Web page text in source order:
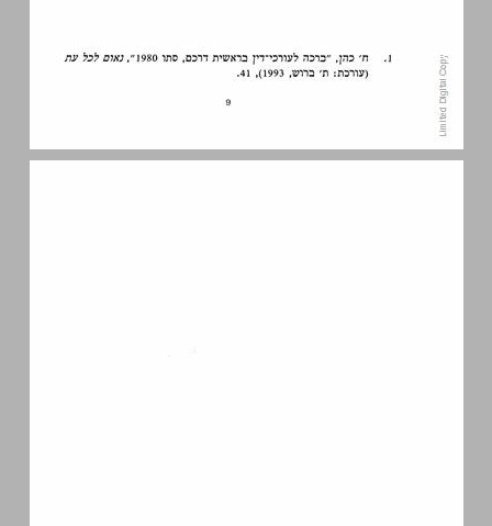
חמישה מקרים ומסקנה (מרתיעה) לפתיחה ... 11